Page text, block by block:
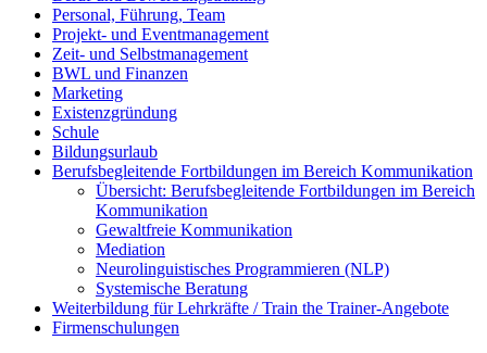
Personal, Führung, Team
Projekt- und Eventmanagement
Zeit- und Selbstmanagement
BWL und Finanzen
Marketing
Existenzgründung
Schule
Bildungsurlaub
Berufsbegleitende Fortbildungen im Bereich Kommunikation
Übersicht: Berufsbegleitende Fortbildungen im Bereich
Kommunikation
Gewaltfreie Kommunikation
Mediation
Neurolinguistisches Programmieren (NLP)
Systemische Beratung
Weiterbildung für Lehrkräfte / Train the Trainer-Angebote
Firmenschulungen